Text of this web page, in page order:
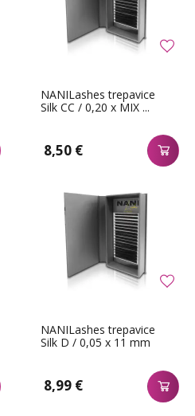
NANILashes trepavice
Silk CC / 0,20 x MIX ...
8,50 €
NANILashes trepavice
Silk D / 0,05 x 11 mm
8,99 €